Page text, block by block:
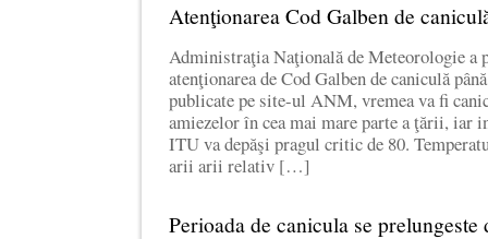
Atenţionarea Cod Galben de
Administraţia Naţională de Meteorologie a
atenţionarea de Cod Galben de caniculă
publicate pe site-ul ANM, vremea va fi
amiezelor în cea mai mare parte a ţării, iar
ITU va depăşi pragul critic de 80.
arii arii relativ […]
Perioada de canicula se prelungeste